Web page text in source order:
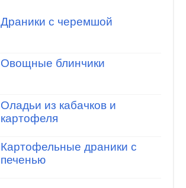
Драники с черемшой
Овощные блинчики
Оладьи из кабачков и
картофеля
Картофельные драники с
печенью